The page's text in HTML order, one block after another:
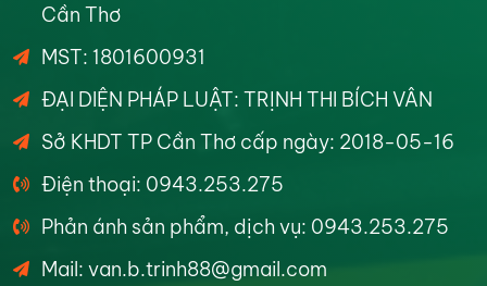
Cần Thơ
MST: 1801600931
ĐẠI DIỆN PHÁP LUẬT: TRỊNH THI BÍCH VÂN
Sở KHDT TP Cần Thơ cấp ngày: 2018-05-16
Điện thoại: 0943.253.275
Phản ánh sản phẩm, dịch vụ: 0943.253.275
Mail: van.b.trinh88@gmail.com